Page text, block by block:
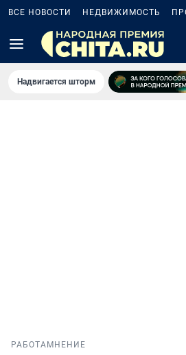
ВСЕ НОВОСТИ НЕДВИЖИМОСТЬ
Надвигается шторм
РАБОТА МНЕНИЕ